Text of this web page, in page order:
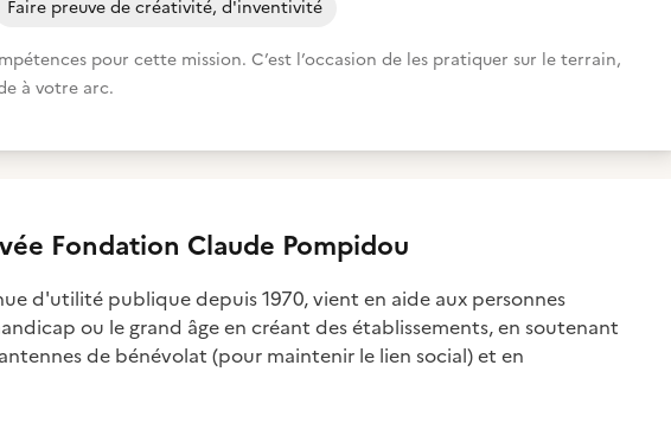
Faire preuve de créativité, d'inventivité
pour cette mission. C’est l’occasion de les pratiquer sur le terrain,
à votre arc.
Fondation Claude Pompidou
d'utilité publique depuis 1970, vient en aide aux personnes
ou le grand âge en créant des établissements, en soutenant
de bénévolat (pour maintenir le lien social) et en